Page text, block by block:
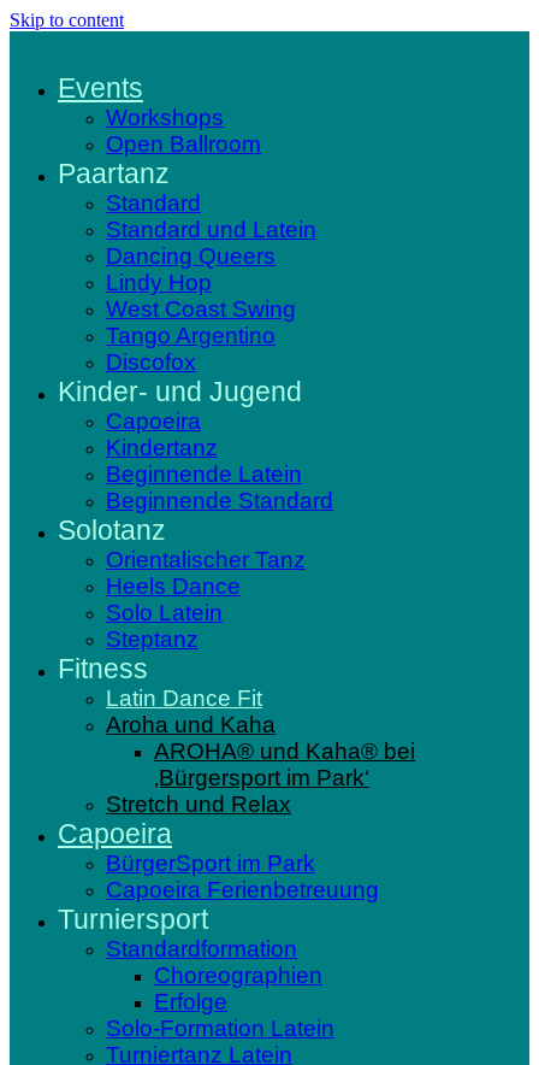
Skip to content
Events
Workshops
Open Ballroom
Paartanz
Standard
Standard und Latein
Dancing Queers
Lindy Hop
West Coast Swing
Tango Argentino
Discofox
Kinder- und Jugend
Capoeira
Kindertanz
Beginnende Latein
Beginnende Standard
Solotanz
Orientalischer Tanz
Heels Dance
Solo Latein
Steptanz
Fitness
Latin Dance Fit
Aroha und Kaha
AROHA® und Kaha® bei
‚Bürgersport im Park‘
Stretch und Relax
Capoeira
BürgerSport im Park
Capoeira Ferienbetreuung
Turniersport
Standardformation
Choreographien
Erfolge
Solo-Formation Latein
Turniertanz Latein